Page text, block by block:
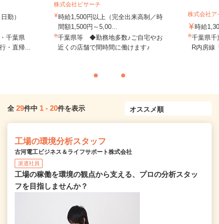
日勤）
千葉県
・直帰...
株式会社ビサーチ
時給1,500円以上（完全出来高制／時
間額1,500円～5,00...
千葉県等 ◆勤務地多数♪ご自宅やお
近くの店舗で間時間に働けます♪
株式会社ア
時給
千葉県千
R内房線
全 29件中 1 - 20件を表示
工場の環境分析スタッフ
古河電工ビジネス＆ライフサポート株式会社
派遣社員
工場の稼働を環境の観点から支える、プロの分析スタッ
フを目指しませんか？